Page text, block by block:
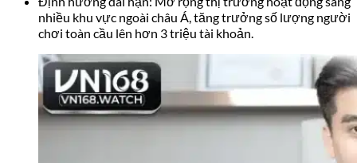
nhiều khu vực ngoài châu Á, tăng trưởng số lượng người
chơi toàn cầu lên hơn 3 triệu tài khoản.